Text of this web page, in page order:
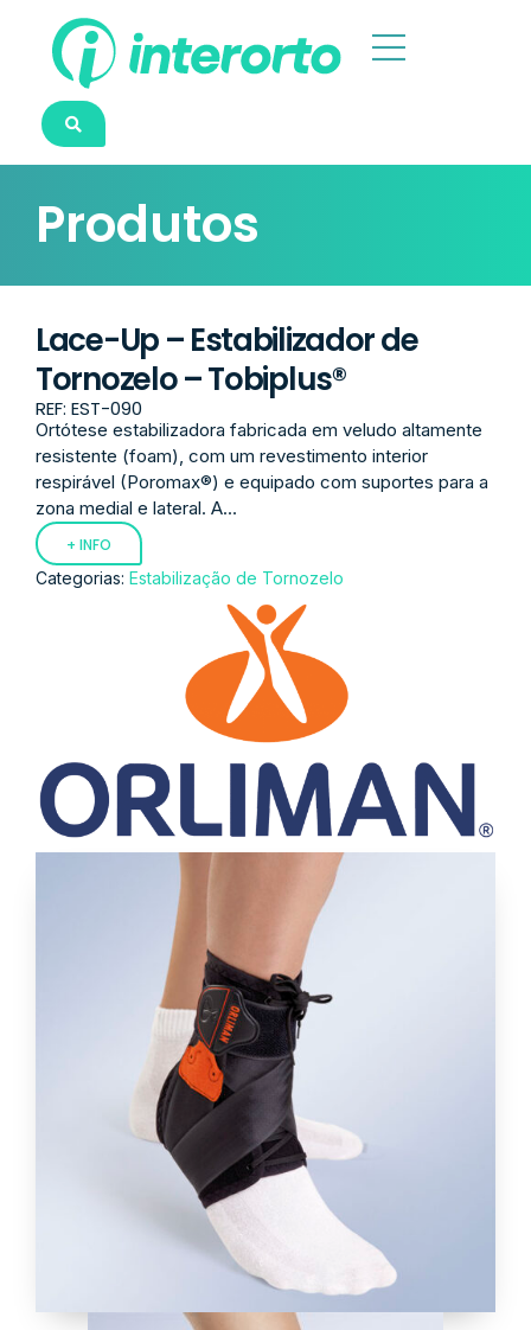
Produtos
Lace-Up – Estabilizador de
Tornozelo – Tobiplus®
REF: EST-090
Ortótese estabilizadora fabricada em veludo altamente
resistente (foam), com um revestimento interior
respirável (Poromax®) e equipado com suportes para a
zona medial e lateral. A...
+ INFO
Categorias: Estabilização de Tornozelo